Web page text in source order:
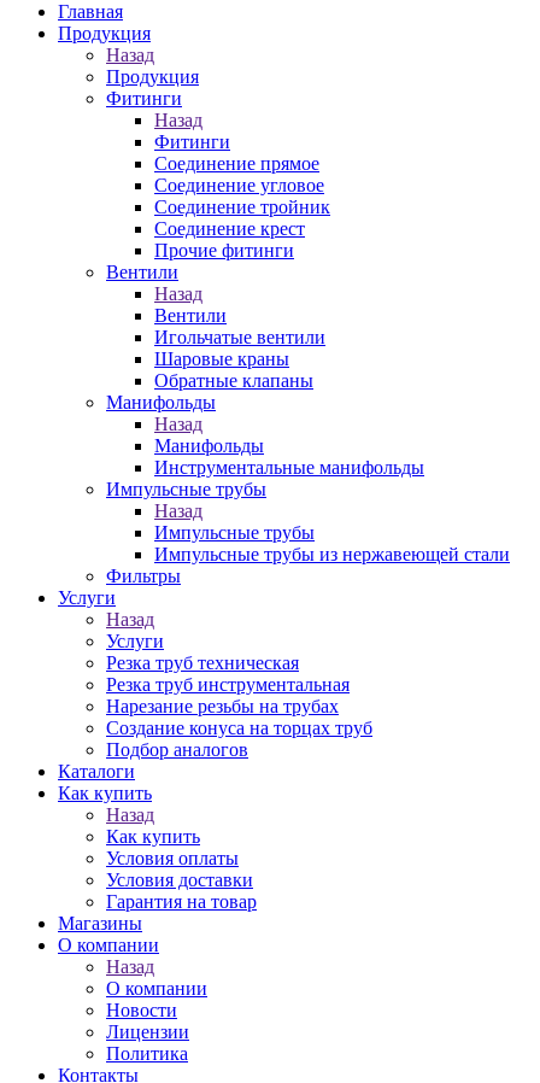
Главная
Продукция
Назад
Продукция
Фитинги
Назад
Фитинги
Соединение прямое
Соединение угловое
Соединение тройник
Соединение крест
Прочие фитинги
Вентили
Назад
Вентили
Игольчатые вентили
Шаровые краны
Обратные клапаны
Манифольды
Назад
Манифольды
Инструментальные манифольды
Импульсные трубы
Назад
Импульсные трубы
Импульсные трубы из нержавеющей стали
Фильтры
Услуги
Назад
Услуги
Резка труб техническая
Резка труб инструментальная
Нарезание резьбы на трубах
Создание конуса на торцах труб
Подбор аналогов
Каталоги
Как купить
Назад
Как купить
Условия оплаты
Условия доставки
Гарантия на товар
Магазины
О компании
Назад
О компании
Новости
Лицензии
Политика
Контакты